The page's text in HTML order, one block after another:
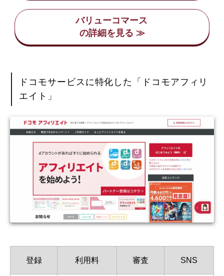
バリューコマース
ドコモサービスに特化した「ドコモアフィリ
エイト」
登録 利用料 審査 SNS